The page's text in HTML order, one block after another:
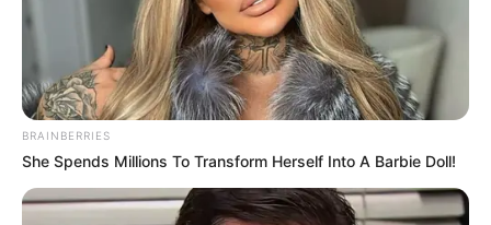
BRAINBERRIES
She Spends Millions To Transform Herself Into A Barbie Doll!